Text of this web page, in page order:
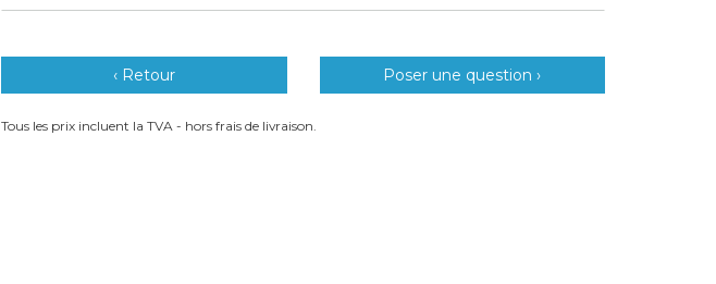
‹ Retour Poser une question ›
Tous les prix incluent la TVA - hors frais de livraison.